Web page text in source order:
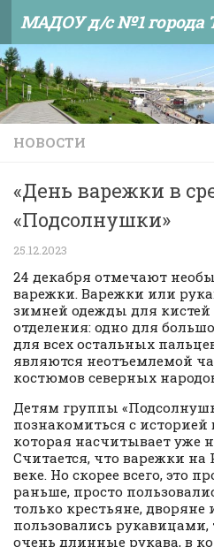
Skip to content
МАДОУ д/с №1 города
НОВОСТИ
«День варежки в
«Подсолнушки»
25.12.2023
24 декабря отмечают
варежки. Варежки или
зимней одежды для кистей
отделения: одно для
для всех остальных
являются неотъемлемой
костюмов северных
Детям группы
познакомиться с историей
которая насчитывает уже
Считается, что варежки на
веке. Но скорее всего, это
раньше, просто
только крестьяне, дворяне
пользовались
очень длинные рукава, в